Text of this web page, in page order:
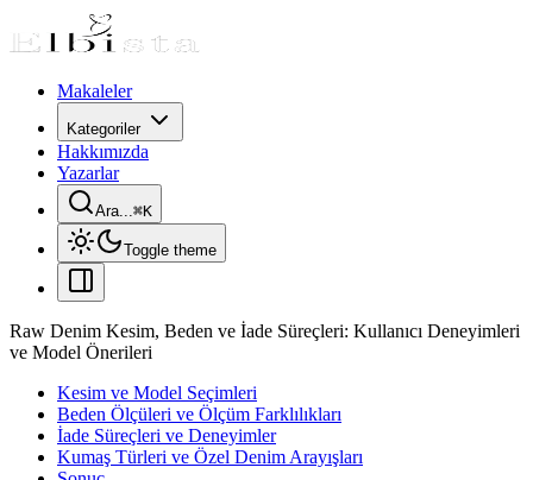
Makaleler
Kategoriler
Hakkımızda
Yazarlar
Ara...⌘K
Toggle theme
Raw Denim Kesim, Beden ve İade Süreçleri: Kullanıcı Deneyimleri
ve Model Önerileri
Kesim ve Model Seçimleri
Beden Ölçüleri ve Ölçüm Farklılıkları
İade Süreçleri ve Deneyimler
Kumaş Türleri ve Özel Denim Arayışları